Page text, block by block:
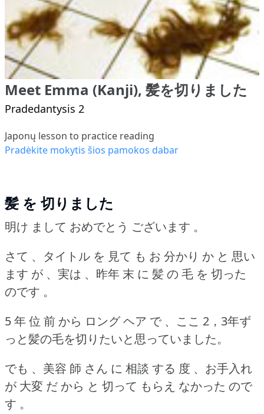
Meet Emma (Kanji), 髪を切りました
Pradedantysis 2
Japonų lesson to practice reading
Pradėkite mokytis šios pamokos dabar
髪 を 切りました
明け まして おめでとう ございます 。
さて 、タイトル を 見て も お 分かり か と 思い
ます が 、実は 、昨年 末 に 髪 の 毛 を 切った
のです 。
5 年 位 前 から ロング ヘア で 、ここ 2，3年ず
っと髪の毛を切りたいと思っていました。
でも 、美容 師 さん に 相談 する 度 、お手入れ
が 大変 だ から と 切って もらえ なかった ので
す 。